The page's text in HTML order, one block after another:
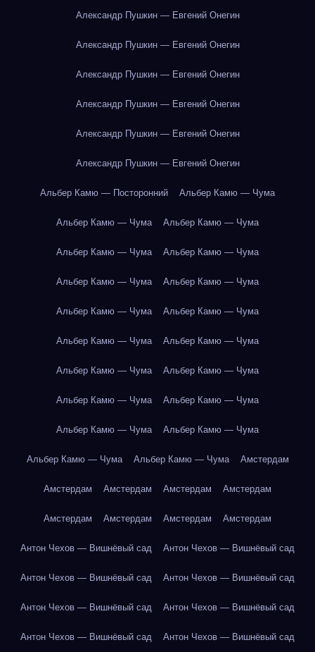
Александр Пушкин — Евгений Онегин
Александр Пушкин — Евгений Онегин
Александр Пушкин — Евгений Онегин
Александр Пушкин — Евгений Онегин
Александр Пушкин — Евгений Онегин
Александр Пушкин — Евгений Онегин
Альбер Камю — Посторонний Альбер Камю — Чума
Альбер Камю — Чума Альбер Камю — Чума
Альбер Камю — Чума Альбер Камю — Чума
Альбер Камю — Чума Альбер Камю — Чума
Альбер Камю — Чума Альбер Камю — Чума
Альбер Камю — Чума Альбер Камю — Чума
Альбер Камю — Чума Альбер Камю — Чума
Альбер Камю — Чума Альбер Камю — Чума
Альбер Камю — Чума Альбер Камю — Чума
Альбер Камю — Чума Альбер Камю — Чума Амстердам
Амстердам Амстердам Амстердам Амстердам
Амстердам Амстердам Амстердам Амстердам
Антон Чехов — Вишнёвый сад Антон Чехов — Вишнёвый сад
Антон Чехов — Вишнёвый сад Антон Чехов — Вишнёвый сад
Антон Чехов — Вишнёвый сад Антон Чехов — Вишнёвый сад
Антон Чехов — Вишнёвый сад Антон Чехов — Вишнёвый сад